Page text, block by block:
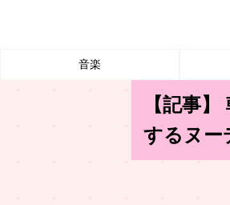
音楽
【記事
するヌー